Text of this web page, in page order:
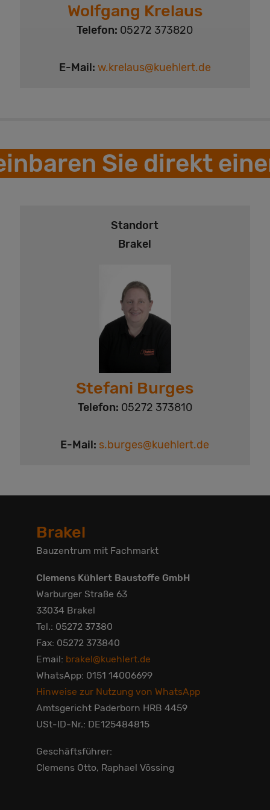
Wolfgang Krelaus
Telefon: 05272 373820
E-Mail: w.krelaus@kuehlert.de
Sie direkt
Standort
Brakel
Stefani Burges
Telefon: 05272 373810
E-Mail: s.burges@kuehlert.de
Brakel
Bauzentrum mit Fachmarkt
Clemens Kühlert Baustoffe GmbH
Warburger Straße 63
33034 Brakel
Tel.: 05272 37380
Fax: 05272 373840
Email: brakel@kuehlert.de
WhatsApp: 0151 14006699
Hinweise zur Nutzung von WhatsApp
Amtsgericht Paderborn HRB 4459
USt-ID-Nr.: DE125484815
Geschäftsführer:
Clemens Otto, Raphael Vössing